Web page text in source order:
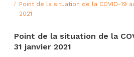
Point de la situation de la COVID-19
2021
Point de la situation de la
31 janvier 2021